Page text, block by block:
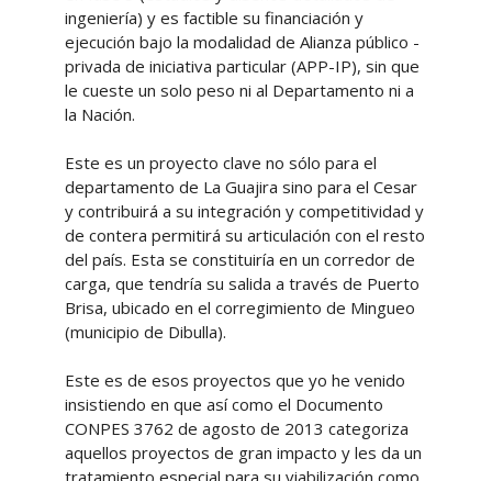
ingeniería) y es factible su financiación y
ejecución bajo la modalidad de Alianza público -
privada de iniciativa particular (APP-IP), sin que
le cueste un solo peso ni al Departamento ni a
la Nación.
Este es un proyecto clave no sólo para el
departamento de La Guajira sino para el Cesar
y contribuirá a su integración y competitividad y
de contera permitirá su articulación con el resto
del país. Esta se constituiría en un corredor de
carga, que tendría su salida a través de Puerto
Brisa, ubicado en el corregimiento de Mingueo
(municipio de Dibulla).
Este es de esos proyectos que yo he venido
insistiendo en que así como el Documento
CONPES 3762 de agosto de 2013 categoriza
aquellos proyectos de gran impacto y les da un
tratamiento especial para su viabilización como